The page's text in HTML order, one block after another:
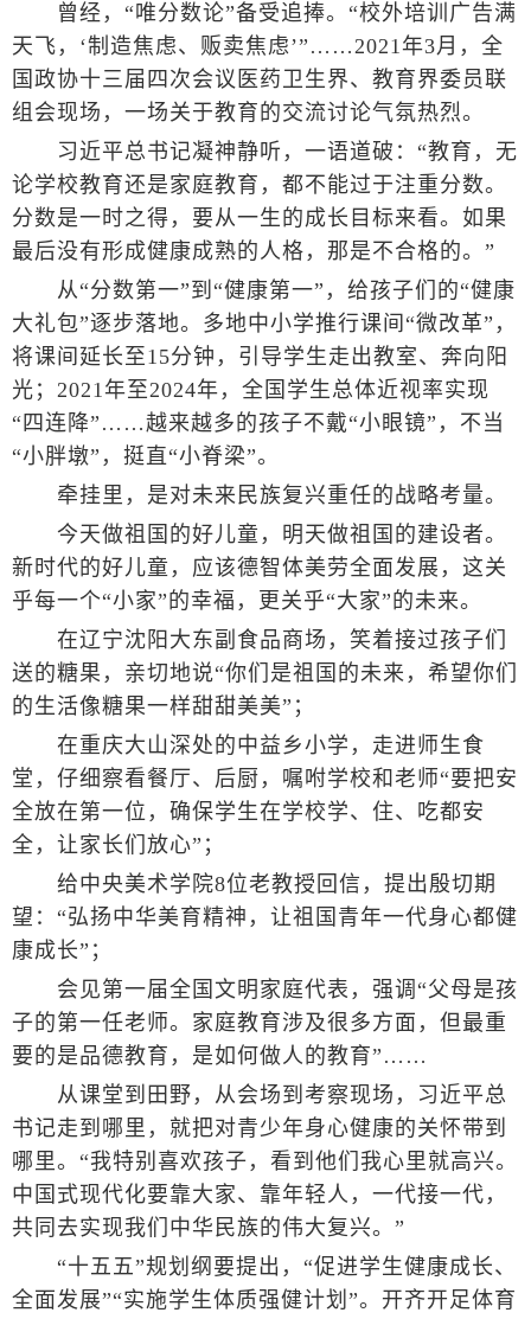
曾经，“唯分数论”备受追捧。“校外培训广告满
天飞，‘制造焦虑、贩卖焦虑’”……2021年3月，全
国政协十三届四次会议医药卫生界、教育界委员联
组会现场，一场关于教育的交流讨论气氛热烈。
习近平总书记凝神静听，一语道破：“教育，无
论学校教育还是家庭教育，都不能过于注重分数。
分数是一时之得，要从一生的成长目标来看。如果
最后没有形成健康成熟的人格，那是不合格的。”
从“分数第一”到“健康第一”，给孩子们的“健康
大礼包”逐步落地。多地中小学推行课间“微改革”，
将课间延长至15分钟，引导学生走出教室、奔向阳
光；2021年至2024年，全国学生总体近视率实现
“四连降”……越来越多的孩子不戴“小眼镜”，不当
“小胖墩”，挺直“小脊梁”。
牵挂里，是对未来民族复兴重任的战略考量。
今天做祖国的好儿童，明天做祖国的建设者。
新时代的好儿童，应该德智体美劳全面发展，这关
乎每一个“小家”的幸福，更关乎“大家”的未来。
在辽宁沈阳大东副食品商场，笑着接过孩子们
送的糖果，亲切地说“你们是祖国的未来，希望你们
的生活像糖果一样甜甜美美”；
在重庆大山深处的中益乡小学，走进师生食
堂，仔细察看餐厅、后厨，嘱咐学校和老师“要把安
全放在第一位，确保学生在学校学、住、吃都安
全，让家长们放心”；
给中央美术学院8位老教授回信，提出殷切期
望：“弘扬中华美育精神，让祖国青年一代身心都健
康成长”；
会见第一届全国文明家庭代表，强调“父母是孩
子的第一任老师。家庭教育涉及很多方面，但最重
要的是品德教育，是如何做人的教育”……
从课堂到田野，从会场到考察现场，习近平总
书记走到哪里，就把对青少年身心健康的关怀带到
哪里。“我特别喜欢孩子，看到他们我心里就高兴。
中国式现代化要靠大家、靠年轻人，一代接一代，
共同去实现我们中华民族的伟大复兴。”
“十五五”规划纲要提出，“促进学生健康成长、
全面发展”“实施学生体质强健计划”。开齐开足体育